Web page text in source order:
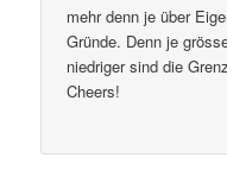
mehr denn je über
Gründe. Denn je
niedriger sind die
Cheers!